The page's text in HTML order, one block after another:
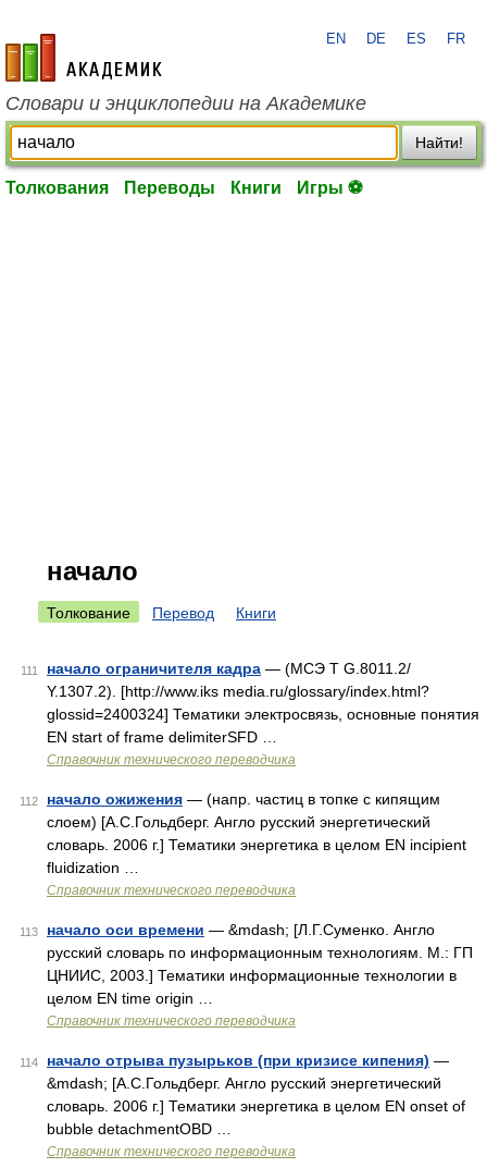
academic.ru
EN DE ES FR
Словари и энциклопедии на Академике
Найти!
Толкования Переводы Книги Игры ⚽
начало
Толкование Перевод Книги
111 начало ограничителя кадра — (МСЭ T G.8011.2/
Y.1307.2). [http://www.iks media.ru/glossary/index.html?
glossid=2400324] Тематики электросвязь, основные понятия
EN start of frame delimiterSFD …
Справочник технического переводчика
112 начало ожижения — (напр. частиц в топке с кипящим
слоем) [А.С.Гольдберг. Англо русский энергетический
словарь. 2006 г.] Тематики энергетика в целом EN incipient
fluidization …
Справочник технического переводчика
113 начало оси времени — &mdash; [Л.Г.Суменко. Англо
русский словарь по информационным технологиям. М.: ГП
ЦНИИС, 2003.] Тематики информационные технологии в
целом EN time origin …
Справочник технического переводчика
114 начало отрыва пузырьков (при кризисе кипения) —
&mdash; [А.С.Гольдберг. Англо русский энергетический
словарь. 2006 г.] Тематики энергетика в целом EN onset of
bubble detachmentOBD …
Справочник технического переводчика